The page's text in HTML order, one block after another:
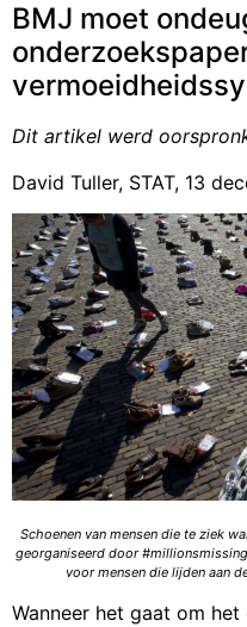
BMJ moet
Dit artikel werd
David Tuller, STAT, 13
Schoenen van mensen die te ziek
georganiseerd door
voor mensen die lijden aan
Wanneer het gaat om